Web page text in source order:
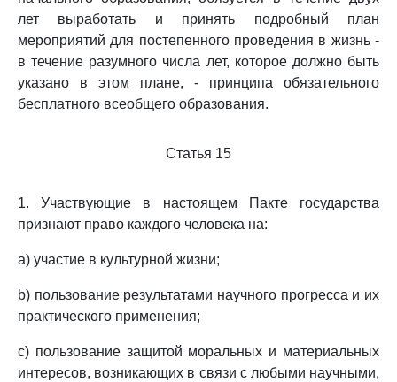
лет выработать и принять подробный план
мероприятий для постепенного проведения в жизнь -
в течение разумного числа лет, которое должно быть
указано в этом плане, - принципа обязательного
бесплатного всеобщего образования.
Статья 15
1. Участвующие в настоящем Пакте государства
признают право каждого человека на:
a) участие в культурной жизни;
b) пользование результатами научного прогресса и их
практического применения;
c) пользование защитой моральных и материальных
интересов, возникающих в связи с любыми научными,